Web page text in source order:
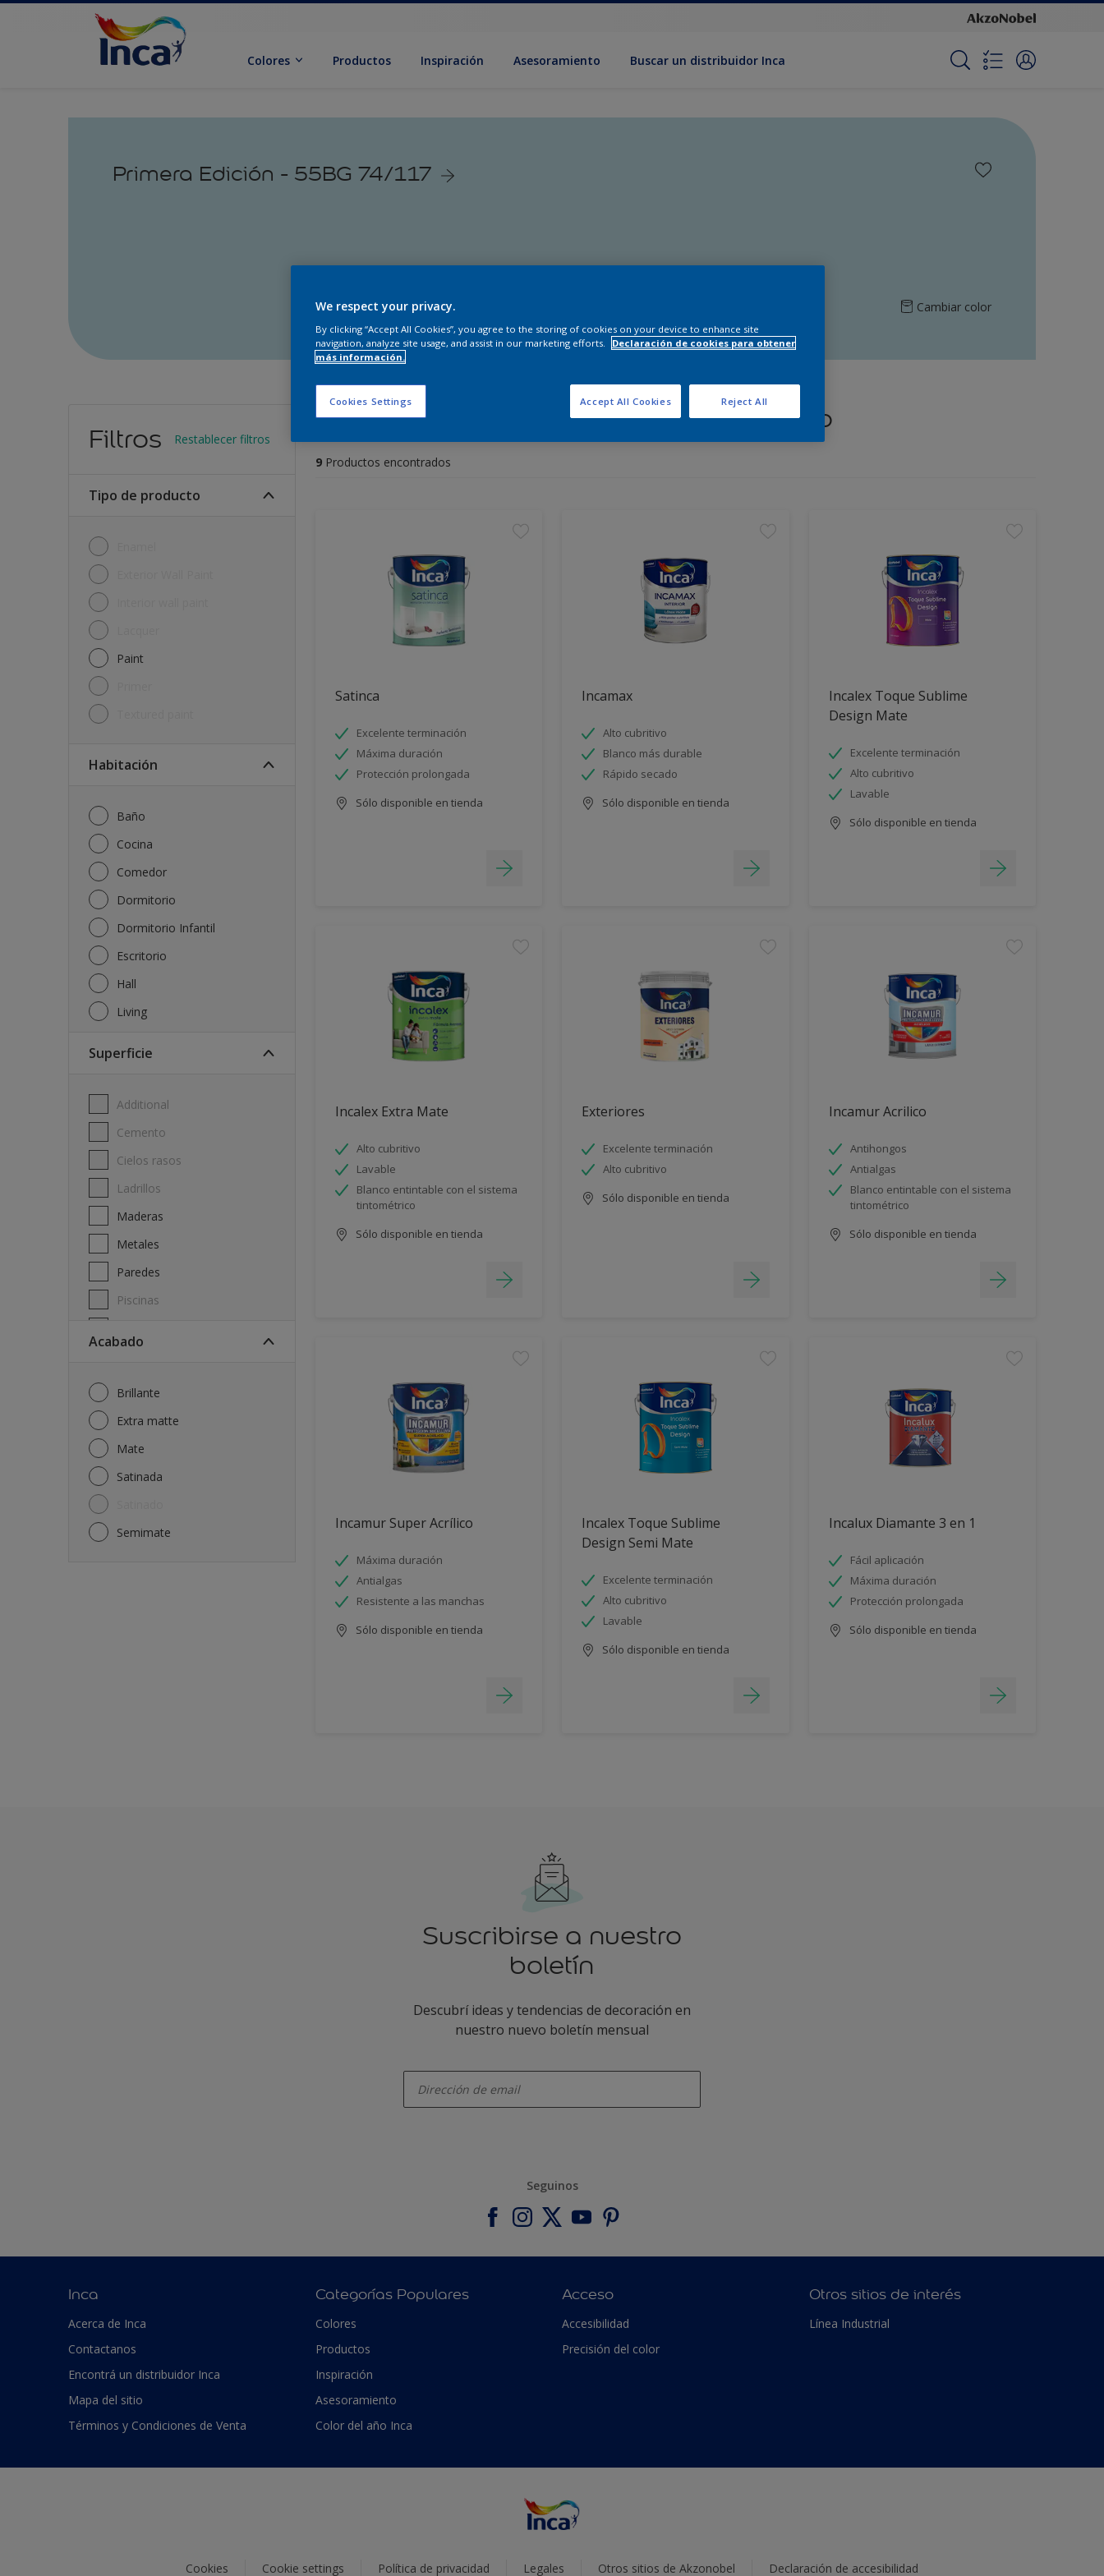
Colores Productos Inspiración Asesoramiento Buscar un distribuidor Inca
Primera Edición - 55BG 74/117
Cambiar color
Filtros Restablecer filtros
Tipo de producto
Paint
Habitación
Baño
Cocina
Comedor
Dormitorio
Dormitorio Infantil
Escritorio
Hall
Living
Superficie
Additional
Cemento
Cielos rasos
Ladrillos
Maderas
Metales
Paredes
Piscinas
Acabado
Brillante
Extra matte
Mate
Satinada
Semimate
Encuentra los productos para tu proyecto
9 Productos encontrados
Satinca
Excelente terminación
Máxima duración
Protección prolongada
Sólo disponible en tienda
Incamax
Alto cubritivo
Blanco más durable
Rápido secado
Sólo disponible en tienda
Incalex Toque Sublime
Design Mate
Excelente terminación
Alto cubritivo
Lavable
Sólo disponible en tienda
Incalex Extra Mate
Alto cubritivo
Lavable
Blanco entintable con el sistema
tintométrico
Sólo disponible en tienda
Exteriores
Excelente terminación
Alto cubritivo
Sólo disponible en tienda
Incamur Acrilico
Antihongos
Antialgas
Blanco entintable con el sistema
tintométrico
Sólo disponible en tienda
Incamur Super Acrílico
Máxima duración
Antialgas
Resistente a las manchas
Sólo disponible en tienda
Incalex Toque Sublime
Design Semi Mate
Excelente terminación
Alto cubritivo
Lavable
Sólo disponible en tienda
Incalux Diamante 3 en 1
Fácil aplicación
Máxima duración
Protección prolongada
Sólo disponible en tienda
Suscribirse a nuestro
boletín
Descubrí ideas y tendencias de decoración en
nuestro nuevo boletín mensual
Seguinos
Inca
Acerca de Inca
Contactanos
Encontrá un distribuidor Inca
Mapa del sitio
Términos y Condiciones de Venta
Categorías Populares
Colores
Productos
Inspiración
Asesoramiento
Color del año Inca
Acceso
Accesibilidad
Precisión del color
Otros sitios de interés
Línea Industrial
Cookies Cookie settings Política de privacidad Legales Otros sitios de Akzonobel Declaración de accesibilidad
We respect your privacy.
By clicking “Accept All Cookies”, you agree to the storing of cookies on your device to enhance site
navigation, analyze site usage, and assist in our marketing efforts.
Declaración de cookies para obtener
más información.
Cookies Settings Reject All
Accept All Cookies